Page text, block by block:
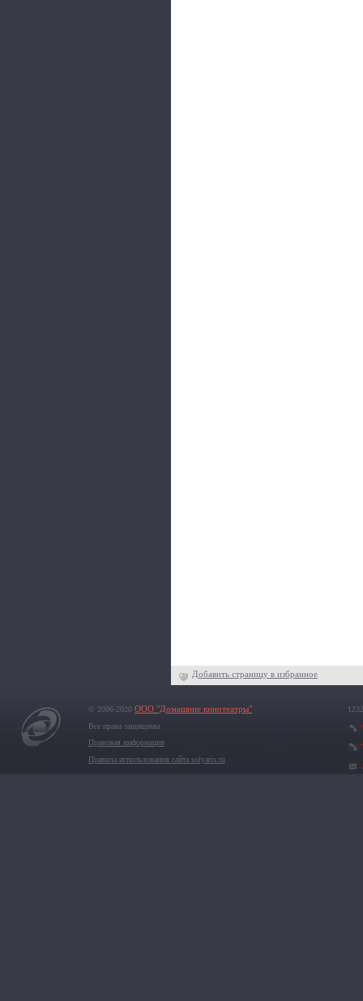
Добавить страницу в избранное
© 2006-2020 ООО "Домашние кинотеатры"
Все права защищены
Правовая информация
Правила использования сайта solyaris.ru